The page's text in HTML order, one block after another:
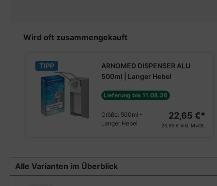
Produktgalerie überspringen
Wird oft zusammengekauft
TIPP
ARNOMED DISPENSER ALU
500ml | Langer Hebel
Lieferung bis 11.08.26
Größe: 500ml -
Langer Hebel
22,65 €*
26,95 € inkl. MwSt.
Alle Varianten im Überblick